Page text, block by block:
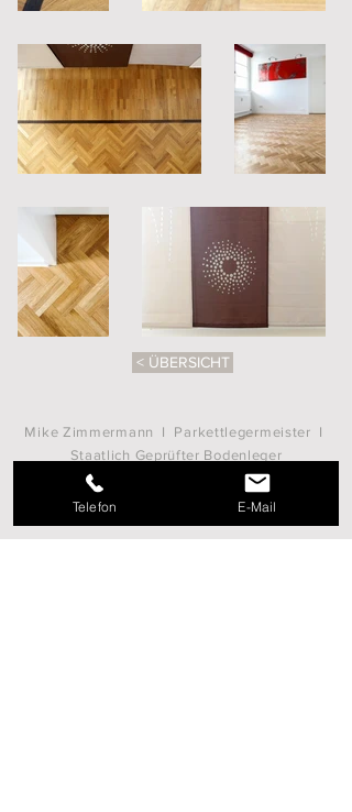
< ÜBERSICHT
Mike Zimmermann I Parkettlegermeister I
Staatlich Geprüfter Bodenleger
Lindhorstweg 50 I 12487 Berlin
(030) 993 0527 info@fussboeden-mz.de
Telefon E-Mail